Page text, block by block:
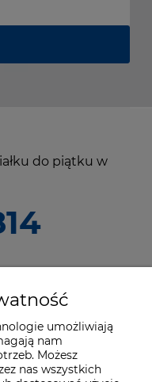
do piątku w
umożliwiają
nam
Możesz
nas wszystkich